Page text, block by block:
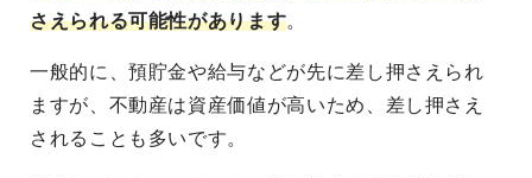
さえられる可能性があります。
一般的に、預貯金や給与などが先に差し押さえられ
ますが、不動産は資産価値が高いため、差し押さえ
されることも多いです。